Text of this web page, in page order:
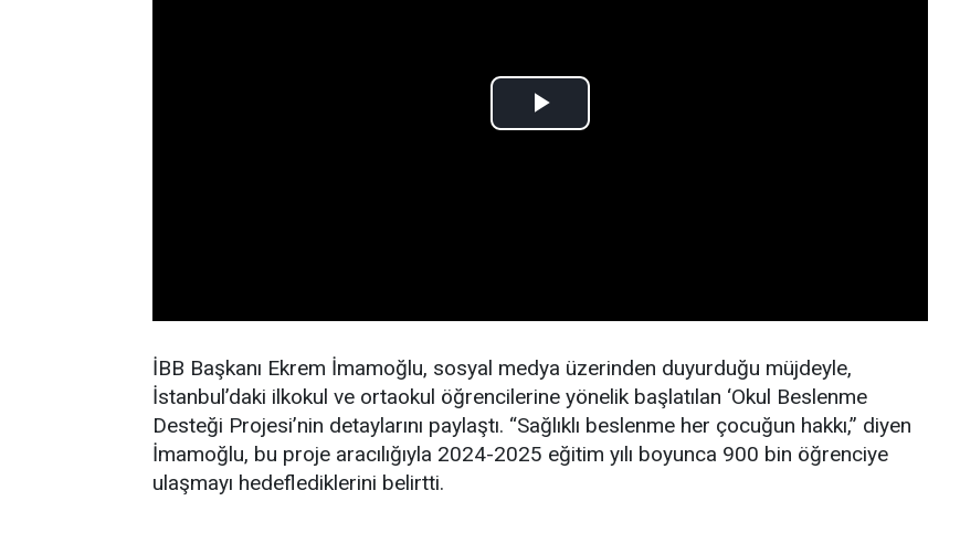
İBB Başkanı Ekrem İmamoğlu, sosyal medya üzerinden duyurduğu müjdeyle,
İstanbul’daki ilkokul ve ortaokul öğrencilerine yönelik başlatılan ‘Okul Beslenme
Desteği Projesi’nin detaylarını paylaştı. “Sağlıklı beslenme her çocuğun hakkı,” diyen
İmamoğlu, bu proje aracılığıyla 2024-2025 eğitim yılı boyunca 900 bin öğrenciye
ulaşmayı hedeflediklerini belirtti.